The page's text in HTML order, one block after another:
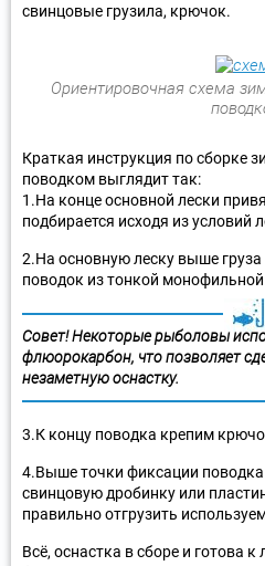
свинцовые грузила, крючок.
Ориентировочная схема
Краткая инструкция по сборке
поводком выглядит так:
1.На конце основной лески
подбирается исходя из условий
2.На основную леску выше
поводок из тонкой монофильной
Совет! Некоторые рыболовы
флюорокарбон, что позволяет
незаметную оснастку.
3.К концу поводка крепим
4.Выше точки фиксации
свинцовую дробинку или
правильно отгрузить
Всё, оснастка в сборе и готова